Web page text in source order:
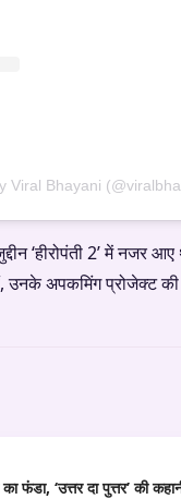
Viral Bhayani
‘हीरोपंती 2’ में
अपकमिंग प्रोजेक्ट
‘उत्तर दा पुत्तर’ की